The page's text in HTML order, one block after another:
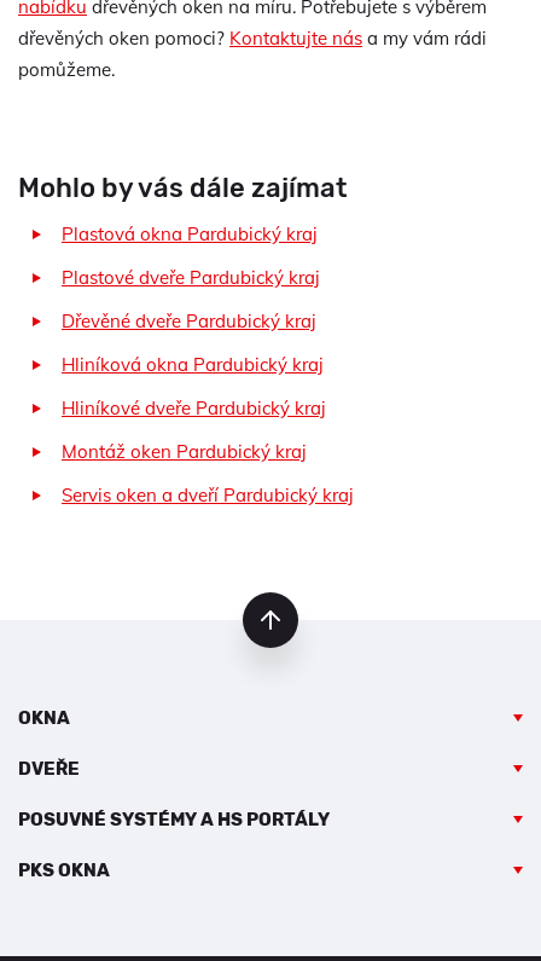
nabídku dřevěných oken na míru. Potřebujete s výběrem
dřevěných oken pomoci? Kontaktujte nás a my vám rádi
pomůžeme.
Mohlo by vás dále zajímat
Plastová okna Pardubický kraj
Plastové dveře Pardubický kraj
Dřevěné dveře Pardubický kraj
Hliníková okna Pardubický kraj
Hliníkové dveře Pardubický kraj
Montáž oken Pardubický kraj
Servis oken a dveří Pardubický kraj
OKNA
DVEŘE
POSUVNÉ SYSTÉMY A HS PORTÁLY
PKS OKNA